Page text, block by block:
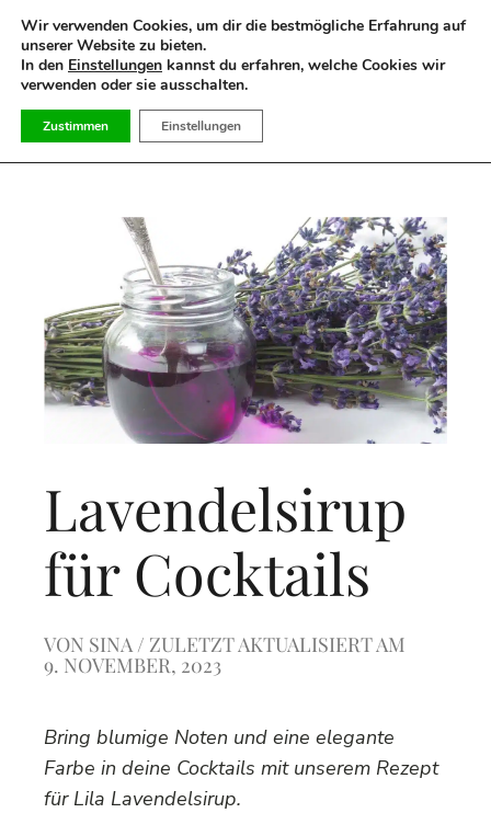
Suchen
nach:
Lavendelsirup
für Cocktails
VON SINA/ ZULETZT AKTUALISIERT AM
9. NOVEMBER, 2023
Bring blumige Noten und eine elegante
Farbe in deine Cocktails mit unserem Rezept
für Lila Lavendelsirup.
Wir verwenden Cookies, um dir die bestmögliche Erfahrung auf
unserer Website zu bieten.
In den Einstellungen kannst du erfahren, welche Cookies wir
verwenden oder sie ausschalten.
Zustimmen Einstellungen